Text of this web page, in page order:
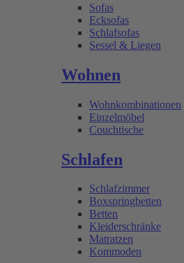
Sofas
Ecksofas
Schlafsofas
Sessel & Liegen
Wohnen
Wohnkombinationen
Einzelmöbel
Couchtische
Schlafen
Schlafzimmer
Boxspringbetten
Betten
Kleiderschränke
Matratzen
Kommoden